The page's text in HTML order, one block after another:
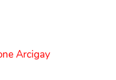
Arcigay